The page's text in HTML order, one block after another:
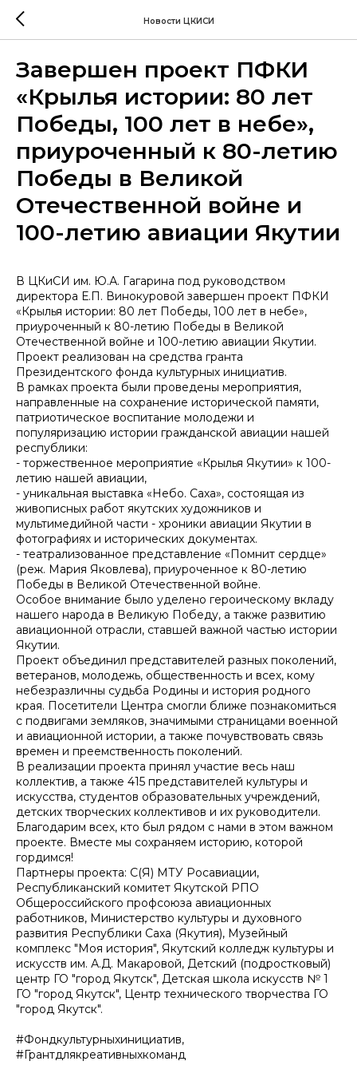
Новости ЦКИСИ
Завершен проект ПФКИ
«Крылья истории: 80 лет
Победы, 100 лет в небе»,
приуроченный к 80-летию
Победы в Великой
Отечественной войне и
100-летию авиации Якутии
В ЦКиСИ им. Ю.А. Гагарина под руководством
директора Е.П. Винокуровой завершен проект ПФКИ
«Крылья истории: 80 лет Победы, 100 лет в небе»,
приуроченный к 80-летию Победы в Великой
Отечественной войне и 100-летию авиации Якутии.
Проект реализован на средства гранта
Президентского фонда культурных инициатив.
В рамках проекта были проведены мероприятия,
направленные на сохранение исторической памяти,
патриотическое воспитание молодежи и
популяризацию истории гражданской авиации нашей
республики:
- торжественное мероприятие «Крылья Якутии» к 100-
летию нашей авиации,
- уникальная выставка «Небо. Саха», состоящая из
живописных работ якутских художников и
мультимедийной части - хроники авиации Якутии в
фотографиях и исторических документах.
- театрализованное представление «Помнит сердце»
(реж. Мария Яковлева), приуроченное к 80-летию
Победы в Великой Отечественной войне.
Особое внимание было уделено героическому вкладу
нашего народа в Великую Победу, а также развитию
авиационной отрасли, ставшей важной частью истории
Якутии.
Проект объединил представителей разных поколений,
ветеранов, молодежь, общественность и всех, кому
небезразличны судьба Родины и история родного
края. Посетители Центра смогли ближе познакомиться
с подвигами земляков, значимыми страницами военной
и авиационной истории, а также почувствовать связь
времен и преемственность поколений.
В реализации проекта принял участие весь наш
коллектив, а также 415 представителей культуры и
искусства, студентов образовательных учреждений,
детских творческих коллективов и их руководители.
Благодарим всех, кто был рядом с нами в этом важном
проекте. Вместе мы сохраняем историю, которой
гордимся!
Партнеры проекта: С(Я) МТУ Росавиации,
Республиканский комитет Якутской РПО
Общероссийского профсоюза авиационных
работников, Министерство культуры и духовного
развития Республики Саха (Якутия), Музейный
комплекс "Моя история", Якутский колледж культуры и
искусств им. А.Д. Макаровой, Детский (подростковый)
центр ГО "город Якутск", Детская школа искусств № 1
ГО "город Якутск", Центр технического творчества ГО
"город Якутск".
#Фондкультурныхинициатив,
#Грантдлякреативныхкоманд